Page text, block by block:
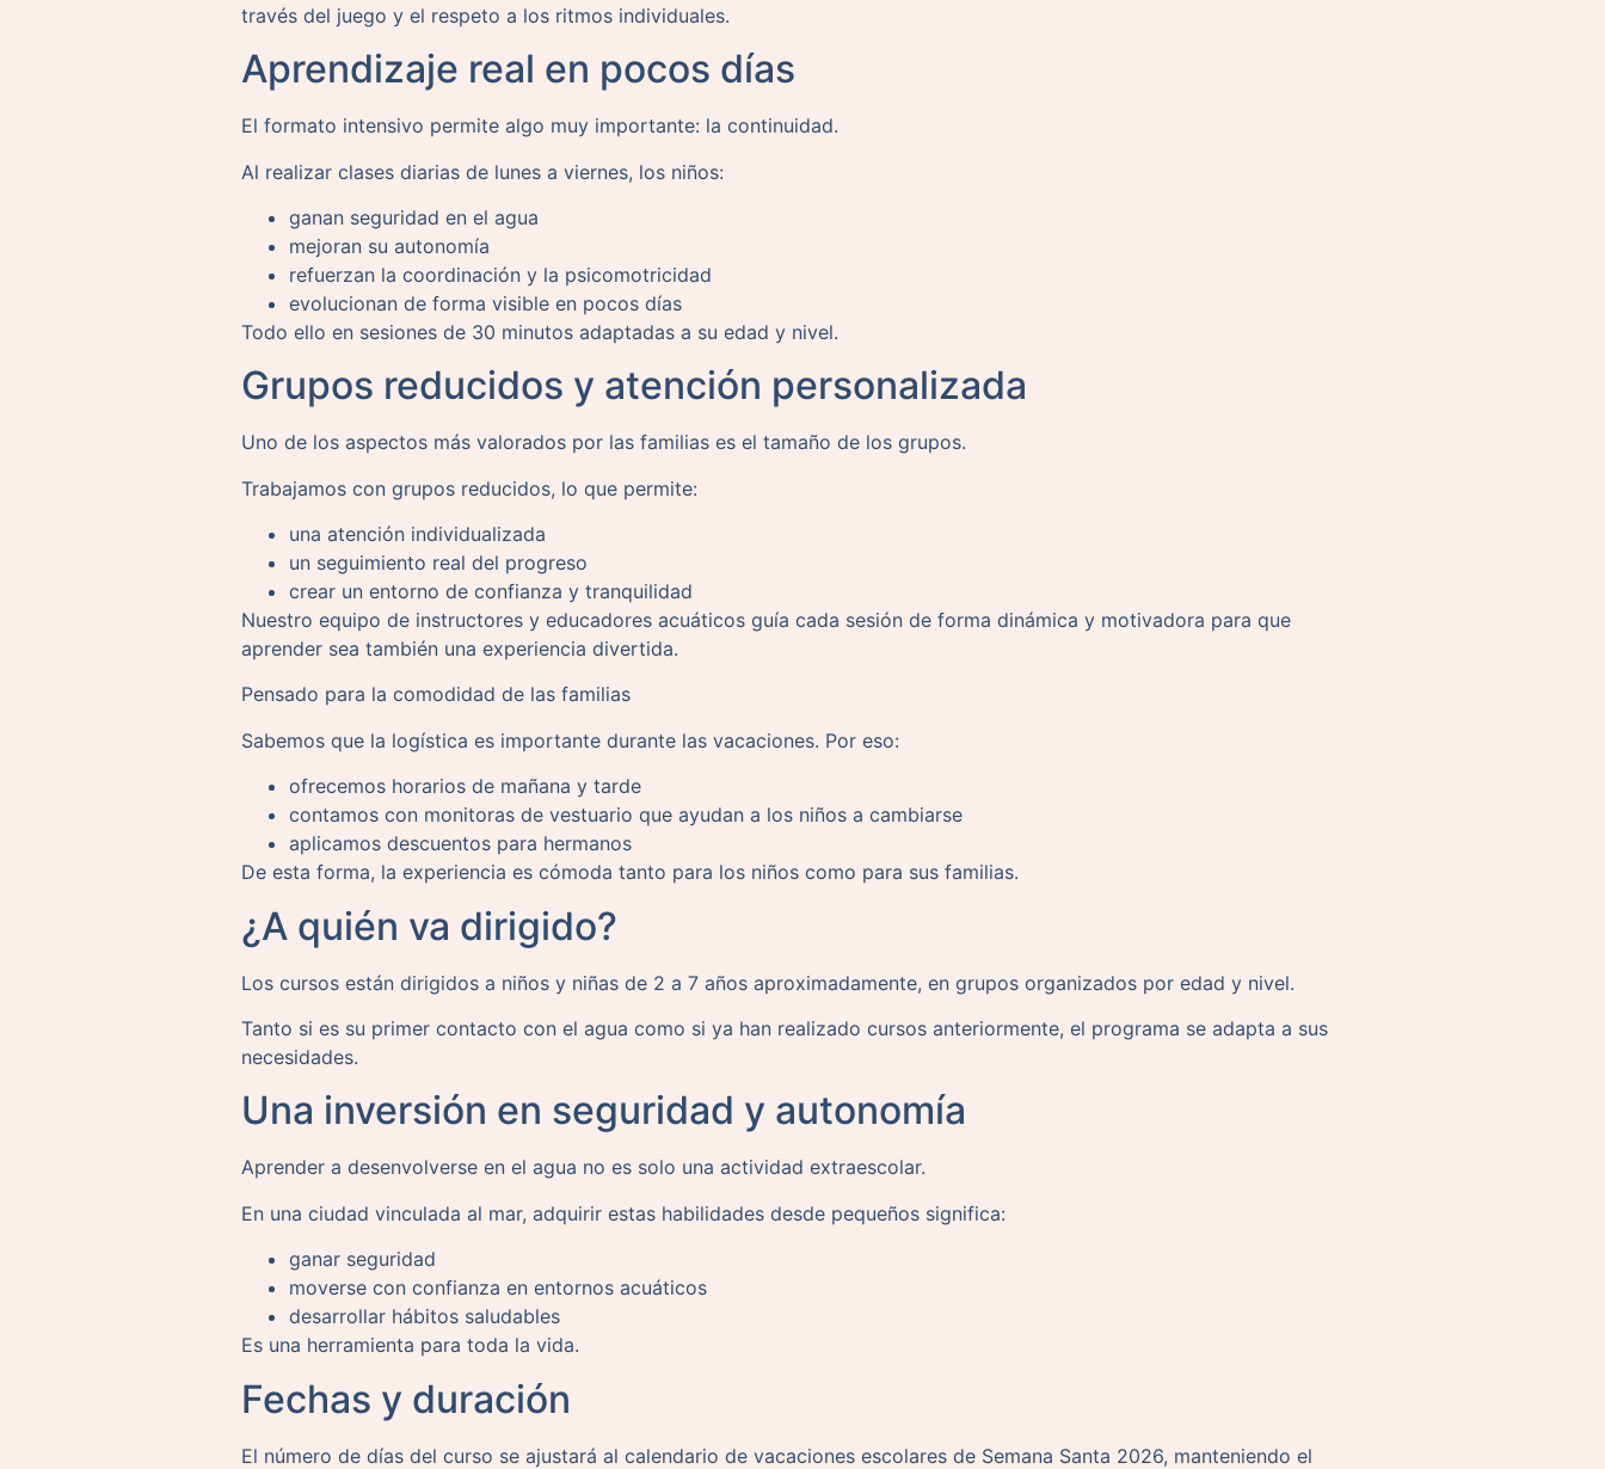
través del juego y el respeto a los ritmos individuales.
Aprendizaje real en pocos días
El formato intensivo permite algo muy importante: la continuidad.
Al realizar clases diarias de lunes a viernes, los niños:
ganan seguridad en el agua
mejoran su autonomía
refuerzan la coordinación y la psicomotricidad
evolucionan de forma visible en pocos días
Todo ello en sesiones de 30 minutos adaptadas a su edad y nivel.
Grupos reducidos y atención personalizada
Uno de los aspectos más valorados por las familias es el tamaño de los grupos.
Trabajamos con grupos reducidos, lo que permite:
una atención individualizada
un seguimiento real del progreso
crear un entorno de confianza y tranquilidad
Nuestro equipo de instructores y educadores acuáticos guía cada sesión de forma dinámica y motivadora para que
aprender sea también una experiencia divertida.
Pensado para la comodidad de las familias
Sabemos que la logística es importante durante las vacaciones. Por eso:
ofrecemos horarios de mañana y tarde
contamos con monitoras de vestuario que ayudan a los niños a cambiarse
aplicamos descuentos para hermanos
De esta forma, la experiencia es cómoda tanto para los niños como para sus familias.
¿A quién va dirigido?
Los cursos están dirigidos a niños y niñas de 2 a 7 años aproximadamente, en grupos organizados por edad y nivel.
Tanto si es su primer contacto con el agua como si ya han realizado cursos anteriormente, el programa se adapta a sus
necesidades.
Una inversión en seguridad y autonomía
Aprender a desenvolverse en el agua no es solo una actividad extraescolar.
En una ciudad vinculada al mar, adquirir estas habilidades desde pequeños significa:
ganar seguridad
moverse con confianza en entornos acuáticos
desarrollar hábitos saludables
Es una herramienta para toda la vida.
Fechas y duración
El número de días del curso se ajustará al calendario de vacaciones escolares de Semana Santa 2026, manteniendo el